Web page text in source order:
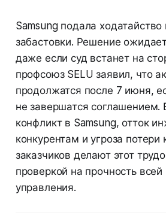
Samsung подала ходатайство
забастовки. Решение
даже если суд встанет на
профсоюз SELU заявил, что
продолжатся после 7 июня,
не завершатся соглашением.
конфликт в Samsung, отток
конкурентам и угроза
заказчиков делают этот
проверкой на прочность
управления.